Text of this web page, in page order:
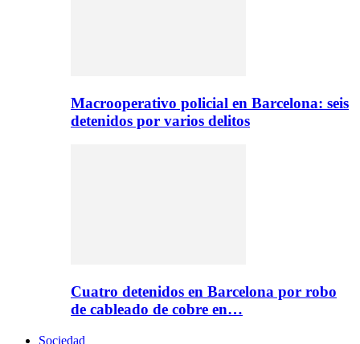
Macrooperativo policial en Barcelona: seis
detenidos por varios delitos
Cuatro detenidos en Barcelona por robo
de cableado de cobre en…
Sociedad